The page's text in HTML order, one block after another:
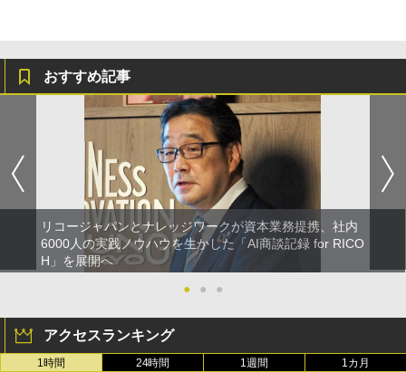
おすすめ記事
リコージャパンとナレッジワークが資本業務提携、社内
6000人の実践ノウハウを生かした「AI商談記録 for RICO
H」を展開へ
●
● ●
アクセスランキング
1時間 24時間 1週間 1カ月